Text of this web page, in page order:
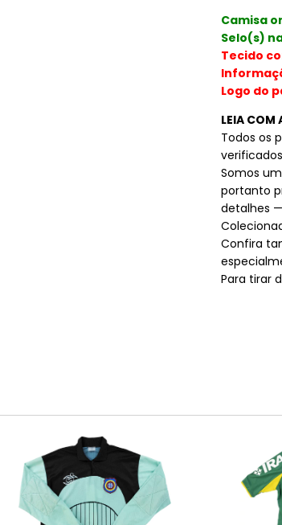
Camisa
Selo(s)
Tecido
Logo do
LEIA COM
Todos os
Somos
portanto
detalhes
Confira
Para tirar